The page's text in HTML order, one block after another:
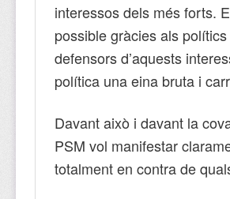
interessos dels més forts.
possible gràcies als
defensors d’aquests
política una eina bruta i
Davant això i davant la
PSM vol manifestar
totalment en contra de